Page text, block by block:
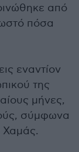
από
πόσα
εναντίον
της
μήνες,
σύμφωνα
Χαμάς.